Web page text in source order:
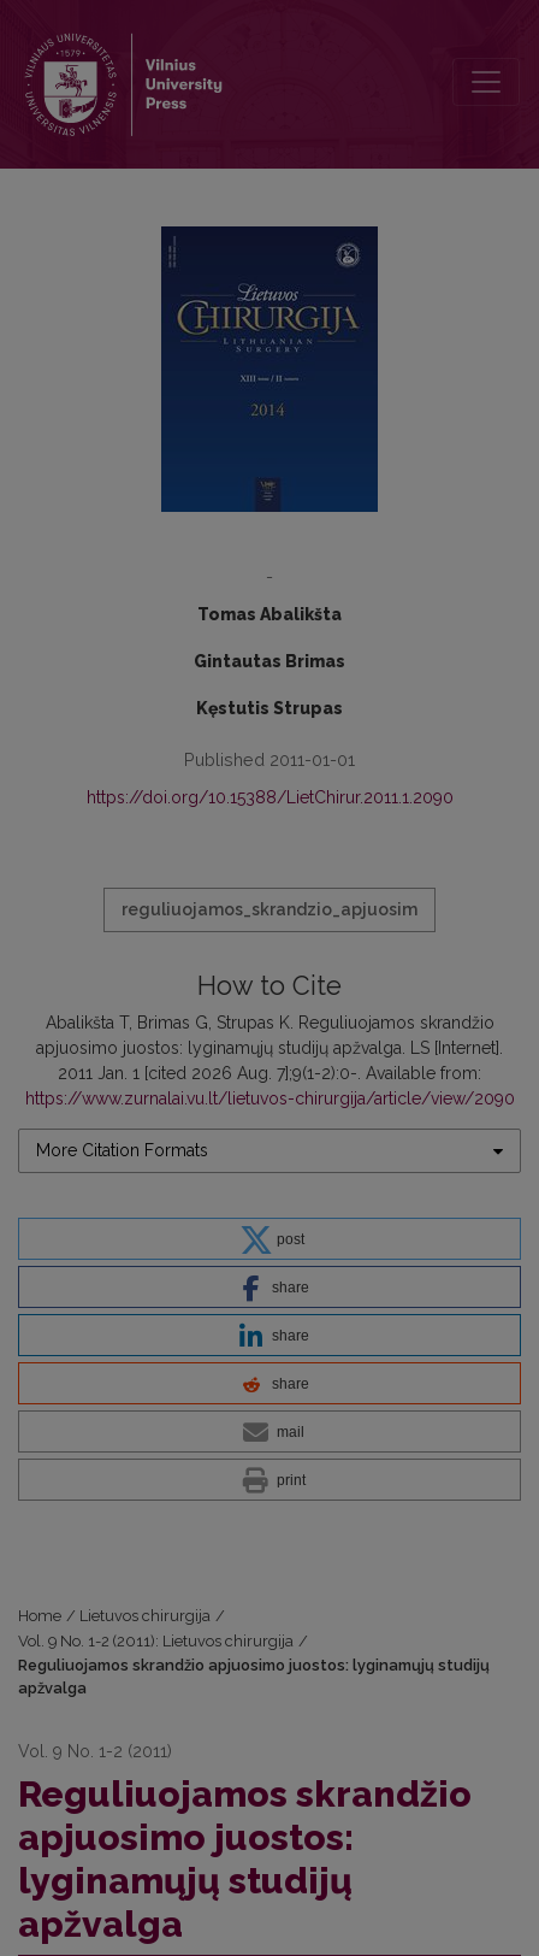
-
Tomas Abalikšta
Gintautas Brimas
Kęstutis Strupas
Published 2011-01-01
https://doi.org/10.15388/LietChirur.2011.1.2090
reguliuojamos_skrandzio_apjuosim
How to Cite
Abalikšta T, Brimas G, Strupas K. Reguliuojamos skrandžio
apjuosimo juostos: lyginamųjų studijų apžvalga. LS [Internet].
2011 Jan. 1 [cited 2026 Aug. 7];9(1-2):0-. Available from:
https://www.zurnalai.vu.lt/lietuvos-chirurgija/article/view/2090
More Citation Formats
post
share
share
share
mail
print
Home / Lietuvos chirurgija /
Vol. 9 No. 1-2 (2011): Lietuvos chirurgija /
Reguliuojamos skrandžio apjuosimo juostos: lyginamųjų studijų
apžvalga
Vol. 9 No. 1-2 (2011)
Reguliuojamos skrandžio
apjuosimo juostos:
lyginamųjų studijų
apžvalga